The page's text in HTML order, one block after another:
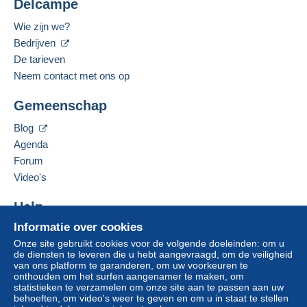
beschikking stelt in de pagina "
Betalen
Een betaling die niet is verricht met
credit/debitcardof overboeking naar uw saldo,
Een onbetaalde aankoop kan gevolgen hebben
voor de rekening van de koper.
Als de verkoopvoorwaarden van de verkoper
clausules bevatten met betrekking tot de betaling,
moeten deze als nietig worden beschouwd. De
Delcampe, zoals gedefinieerd in de
toepassing zijn.
Aankopen moeten worden betaald binnen14
dagenna ontvangst van de eindafrekening van de
verkoper.
Woonplaats:
België
Gesproken talen:
Frans,
De verkoper contacteren
Informatie over cookies
Onze site gebruikt cookies voor de volgende doeleinden: om u
de diensten te leveren die u hebt aangevraagd, om de veiligheid
van ons platform te garanderen, om uw voorkeuren te
onthouden om het surfen aangenamer te maken, om
statistieken te verzamelen om onze site aan te passen aan uw
behoeften, om video's weer te geven en om u in staat te stellen
Delcampe
Wie zijn we?
Bedrijven
De tarieven
Neem contact met ons op
Gemeenschap
Blog
Agenda
Forum
Video's
Help
Hulpcentrum
Kopen op Delcampe
Verkopen op Delcampe
Een beveiligde website